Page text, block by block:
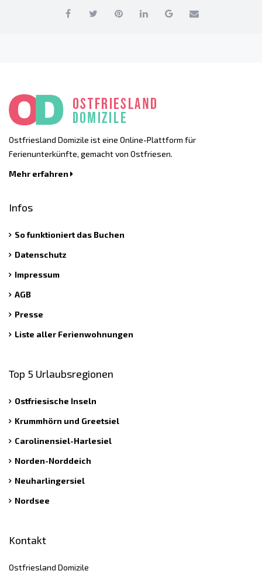
Ostfriesland Domizile ist eine Online-Plattform für
Ferienunterkünfte, gemacht von Ostfriesen.
Mehr erfahren
Infos
So funktioniert das Buchen
Datenschutz
Impressum
AGB
Presse
Liste aller Ferienwohnungen
Top 5 Urlaubsregionen
Ostfriesische Inseln
Krummhörn und Greetsiel
Carolinensiel-Harlesiel
Norden-Norddeich
Neuharlingersiel
Nordsee
Kontakt
Ostfriesland Domizile